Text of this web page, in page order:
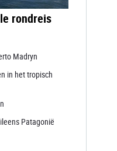
rondreis
Madryn
in het tropisch
Patagonië